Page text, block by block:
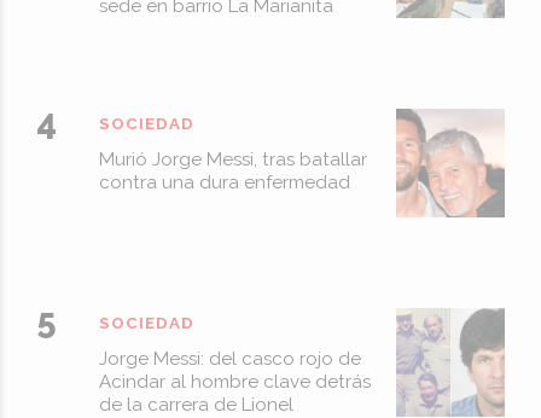
sede en barrio La Marianita
Murió Jorge Messi, tras batallar
contra una dura enfermedad
SOCIEDAD
Jorge Messi: del casco rojo de
Acindar al hombre clave detrás
de la carrera de Lionel
SOCIEDAD